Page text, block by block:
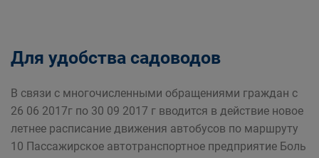
Для удобства садоводов
В связи с многочисленными обращениями граждан с
26 06 2017г по 30 09 2017 г вводится в действие новое
летнее расписание движения автобусов по маршруту
10 Пассажирское автотранспортное предприятие Боль